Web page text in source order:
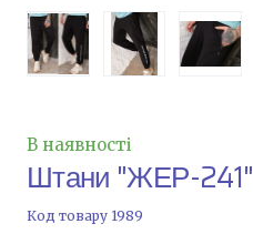
В наявності
Штани "ЖЕР-241"
Код товару 1989